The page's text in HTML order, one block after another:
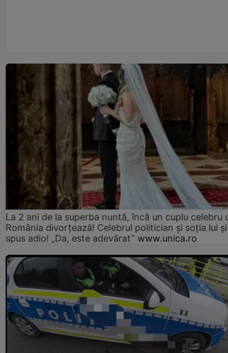
La 2 ani de la superba nuntă, încă un cuplu celebru
România divorțează! Celebrul politician și soția lui
spus adio! „Da, este adevărat” www.unica.ro